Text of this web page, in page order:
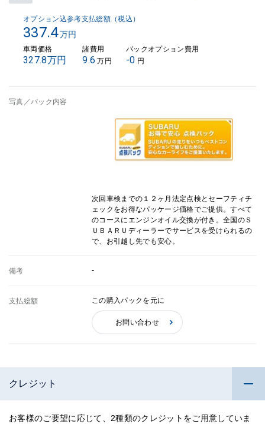
オプション込参考支払総額（税込）
337.4万円
車両価格
327.8万円
諸費用
9.6 万円
パックオプション費用
-0 円
写真／パック内容
次回車検までの１２ヶ月法定点検とセーフティチ
ェックをお得なパッケージ価格でご提供。すべて
のコースにエンジンオイル交換が付き。全国のＳ
ＵＢＡＲＵディーラーでサービスを受けられるの
で、お引越し先でも安心。
備考 -
支払総額 この購入パックを元に
お問い合わせ
クレジット
お客様のご要望に応じて、2種類のクレジットをご用意していま